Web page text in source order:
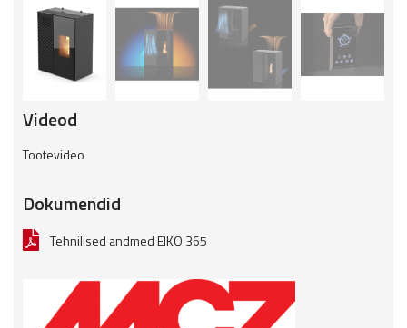
Videod
Tootevideo
Dokumendid
Tehnilised andmed EIKO 365